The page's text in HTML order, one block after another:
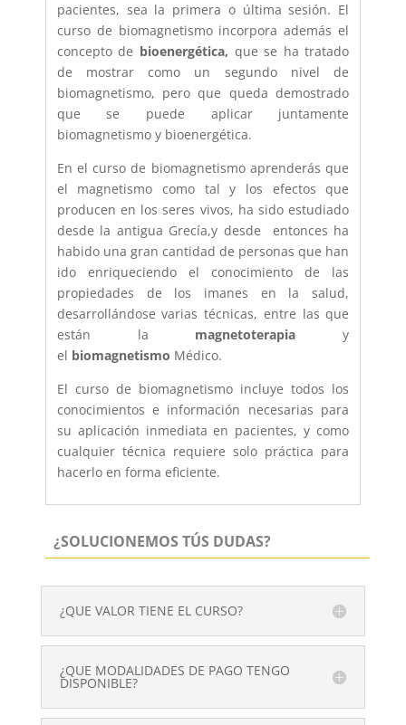
pacientes, sea la primera o última sesión. El
curso de biomagnetismo incorpora además el
concepto de bioenergética, que se ha tratado
de mostrar como un segundo nivel de
biomagnetismo, pero que queda demostrado
que se puede aplicar juntamente
biomagnetismo y bioenergética.
En el curso de biomagnetismo aprenderás que
el magnetismo como tal y los efectos que
producen en los seres vivos, ha sido estudiado
desde la antigua Grecía,y desde entonces ha
habido una gran cantidad de personas que han
ido enriqueciendo el conocimiento de las
propiedades de los imanes en la salud,
desarrollándose varias técnicas, entre las que
están la magnetoterapia y
el biomagnetismo Médico.
El curso de biomagnetismo incluye todos los
conocimientos e información necesarias para
su aplicación inmediata en pacientes, y como
cualquier técnica requiere solo práctica para
hacerlo en forma eficiente.
¿SOLUCIONEMOS TÚS DUDAS?
¿QUE VALOR TIENE EL CURSO?
¿QUE MODALIDADES DE PAGO TENGO
DISPONIBLE?